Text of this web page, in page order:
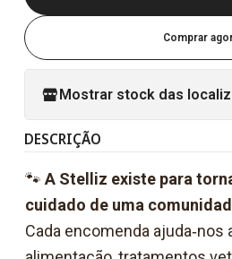
Comprar
Mostrar stock das
DESCRIÇÃO
🐾 A Stelliz existe para
cuidado de uma
Cada encomenda ajuda‑nos